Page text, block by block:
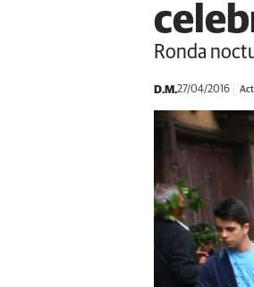
Ronda
D.M.27/04/2016